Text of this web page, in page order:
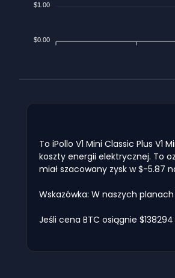
$1.00
$0.00
To iPollo V1 Mini Classic Plus
koszty energii elektrycznej. To
miał szacowany zysk w $-5.87
Wskazówka: W naszych
Jeśli cena BTC osiągnie